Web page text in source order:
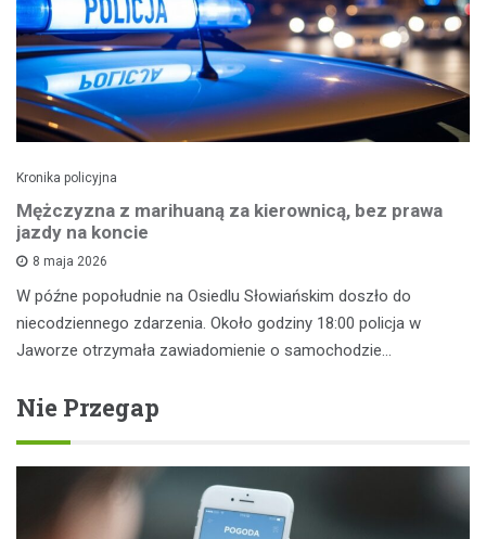
Kronika policyjna
Mężczyzna z marihuaną za kierownicą, bez prawa
jazdy na koncie
8 maja 2026
W późne popołudnie na Osiedlu Słowiańskim doszło do
niecodziennego zdarzenia. Około godziny 18:00 policja w
Jaworze otrzymała zawiadomienie o samochodzie…
Nie Przegap